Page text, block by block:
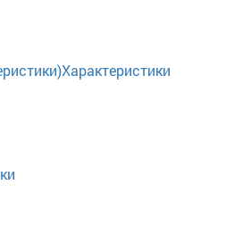
Характеристики